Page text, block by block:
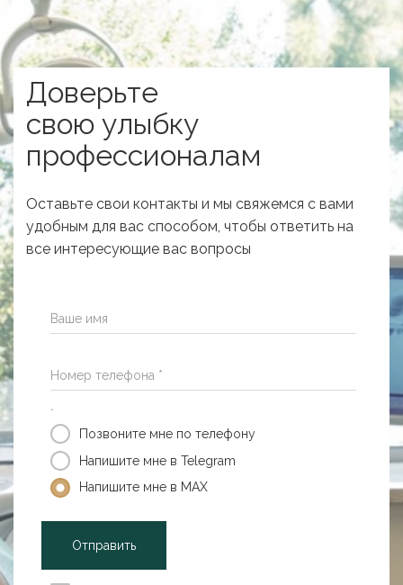
Доверьте
свою улыбку
профессионалам
Оставьте свои контакты и мы свяжемся с вами
удобным для вас способом, чтобы ответить на
все интересующие вас вопросы
Ваше имя
Номер телефона *
*
Позвоните мне по телефону
Напишите мне в Telegram
Напишите мне в MAX
Отправить